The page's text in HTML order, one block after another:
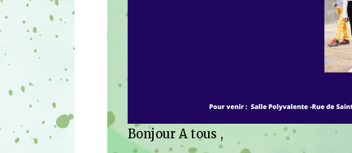
Bonjour A tous ,